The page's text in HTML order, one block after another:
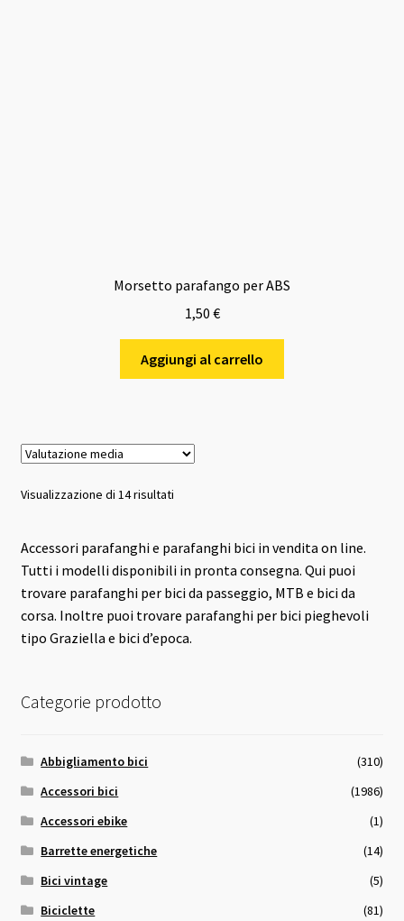
Morsetto parafango per ABS
1,50 €
Aggiungi al carrello
Visualizzazione di 14 risultatiValutazione
Accessori parafanghi e parafanghi bici in vendita on line.
Tutti i modelli disponibili in pronta consegna. Qui puoi
trovare parafanghi per bici da passeggio, MTB e bici da
corsa. Inoltre puoi trovare parafanghi per bici pieghevoli
tipo Graziella e bici d’epoca.
Categorie prodotto
Abbigliamento bici
(310)
Accessori bici
(1986)
Accessori ebike
(1)
Barrette energetiche
(14)
Bici vintage
(5)
Biciclette
(81)